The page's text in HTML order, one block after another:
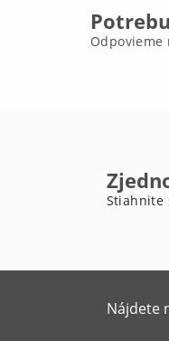
Odpovieme
Stiahnite
Nájdete